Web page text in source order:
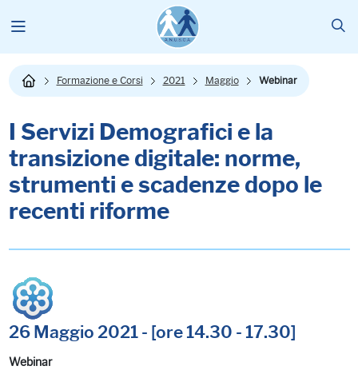
Formazione e Corsi 2021 Maggio Webinar
I Servizi Demografici e la
transizione digitale: norme,
strumenti e scadenze dopo le
recenti riforme
26 Maggio 2021 - [ore 14.30 - 17.30]
Webinar